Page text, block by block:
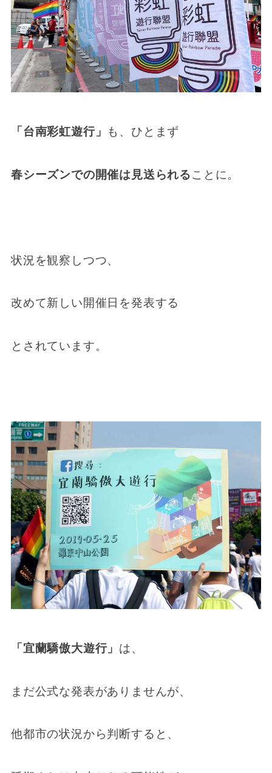
「台南彩虹遊行」 も、ひとまず
春シーズンでの開催は見送られることに。
状況を観察しつつ、
改めて新しい開催日を発表する
とされています。
「宜蘭驕傲大遊行」 は、
まだ公式な発表がありませんが、
他都市の状況から判断すると、